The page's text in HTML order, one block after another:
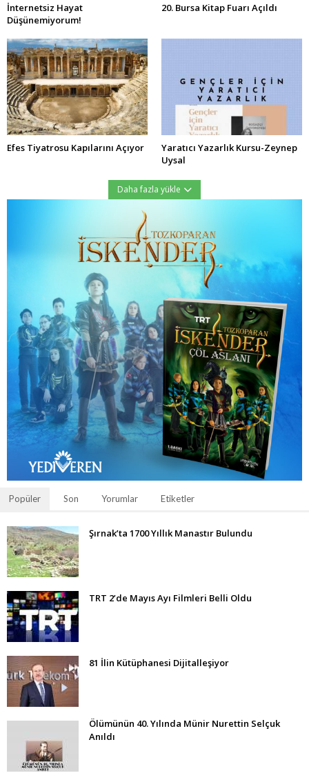
İnternetsiz Hayat
Düşünemiyorum!
20. Bursa Kitap Fuarı Açıldı
Efes Tiyatrosu Kapılarını Açıyor
Yaratıcı Yazarlık Kursu-Zeynep
Uysal
Daha fazla yükle
Popüler Son Yorumlar Etiketler
Şırnak’ta 1700 Yıllık Manastır Bulundu
TRT 2’de Mayıs Ayı Filmleri Belli Oldu
81 İlin Kütüphanesi Dijitalleşiyor
Ölümünün 40. Yılında Münir Nurettin Selçuk
Anıldı